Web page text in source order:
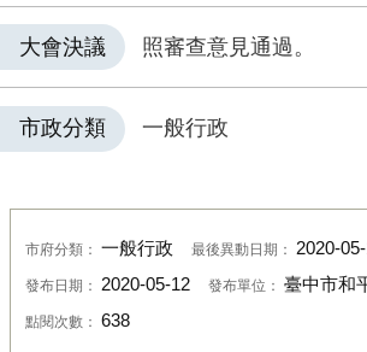
大會決議 照審查意見通過。
市政分類 一般行政
市府分類： 一般行政 最後異動日期： 2020-
發布日期： 2020-05-12 發布單位： 臺中市和
點閱次數： 638